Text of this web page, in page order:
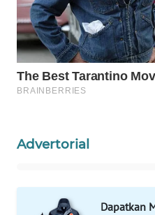
Advertorial
Dapatkan
WAHANANEWS
CO ID
WAHANANEWS
NET
SPORT